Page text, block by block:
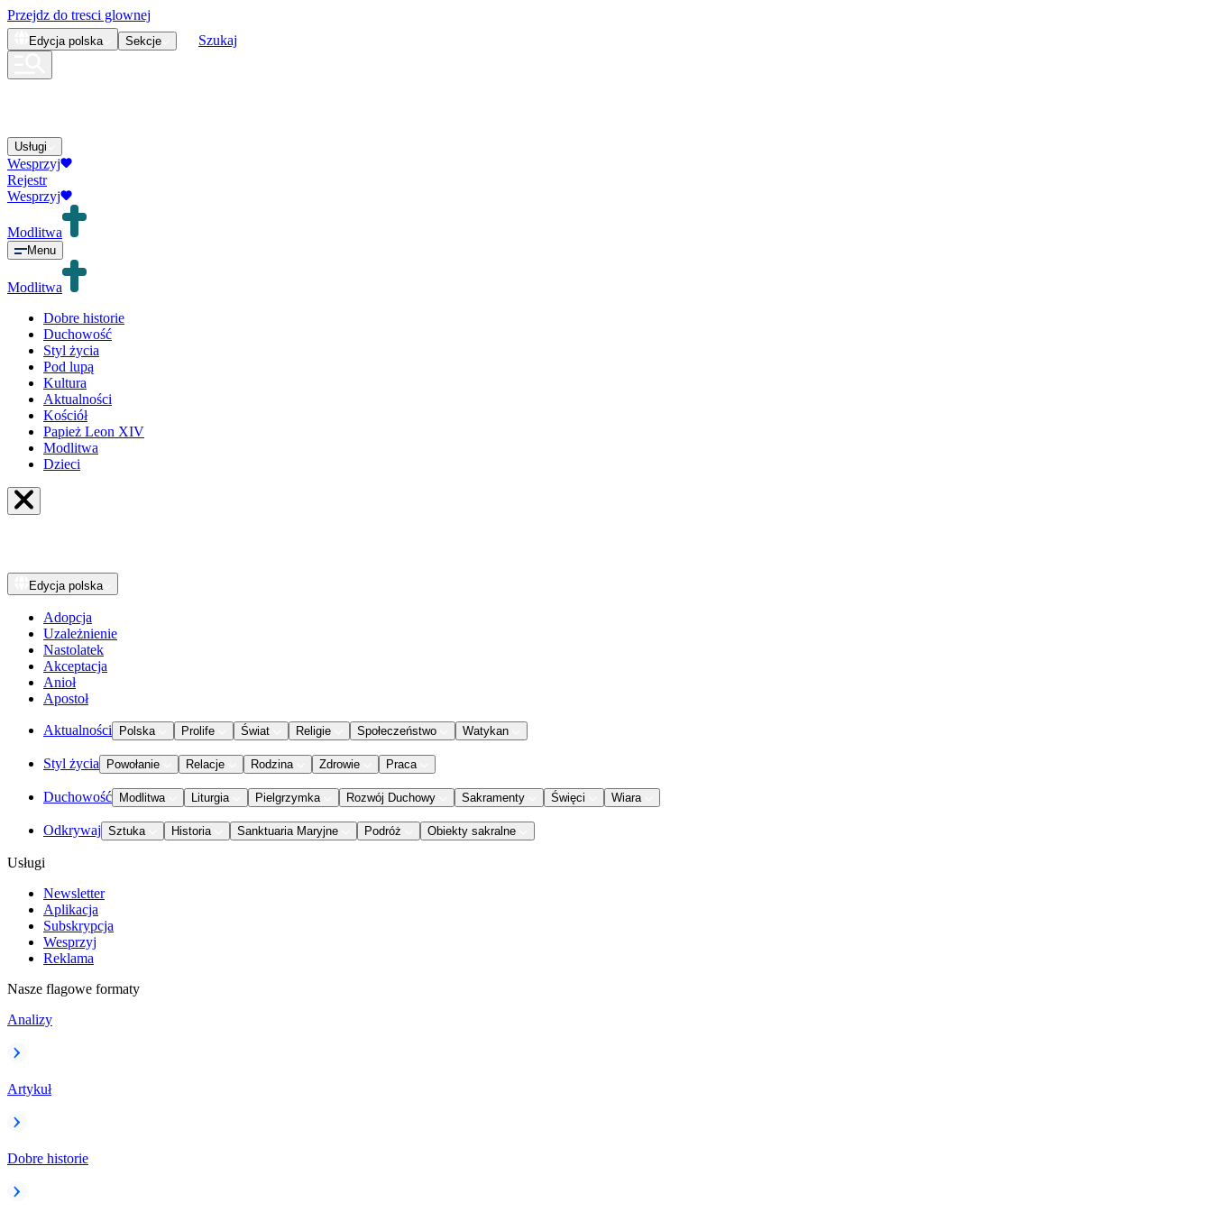
Przejdz do tresci glownej
Edycja polska Sekcje Szukaj
Usługi
Wesprzyj
Rejestr
Wesprzyj
Modlitwa
Menu
Modlitwa
Dobre historie
Duchowość
Styl życia
Pod lupą
Kultura
Aktualności
Kościół
Papież Leon XIV
Modlitwa
Dzieci
Edycja polska
Adopcja
Uzależnienie
Nastolatek
Akceptacja
Anioł
Apostoł
Aktualności Polska Prolife Świat Religie Społeczeństwo Watykan
Styl życia Powołanie Relacje Rodzina Zdrowie Praca
Duchowość Modlitwa Liturgia Pielgrzymka Rozwój Duchowy Sakramenty Święci Wiara
Odkrywaj Sztuka Historia Sanktuaria Maryjne Podróż Obiekty sakralne
Usługi
Newsletter
Aplikacja
Subskrypcja
Wesprzyj
Reklama
Nasze flagowe formaty
Analizy
Artykuł
Dobre historie